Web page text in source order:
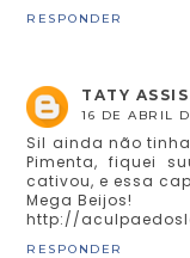
RESPONDER
TATY ASSIS
16 DE ABRIL
Sil ainda não
Pimenta, fiquei
cativou, e essa
Mega Beijos!
http://
RESPONDER